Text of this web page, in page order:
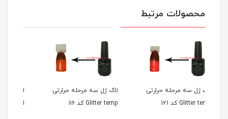
محصولات مرتبط
لاک ژل سه مرحله حرارتی
Glitter temp کد ۱۱۶
لاک ژل سه مرحله حرارتی
اکلیلی Glitter temp کد 109